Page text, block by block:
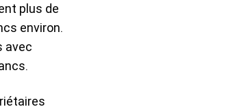
plus de
environ.
avec